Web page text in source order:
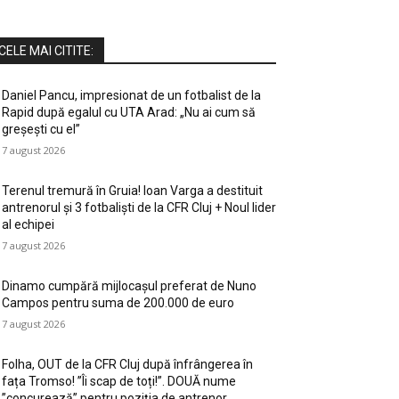
MAI CITITE:
Daniel Pancu, impresionat de un fotbalist de la
Rapid după egalul cu UTA Arad: „Nu ai cum să
greșești cu el”
7 august 2026
Terenul tremură în Gruia! Ioan Varga a destituit
antrenorul și 3 fotbaliști de la CFR Cluj + Noul lider
al echipei
7 august 2026
Dinamo cumpără mijlocașul preferat de Nuno
Campos pentru suma de 200.000 de euro
7 august 2026
Folha, OUT de la CFR Cluj după înfrângerea în
fața Tromso! ”Îi scap de toți!”. DOUĂ nume